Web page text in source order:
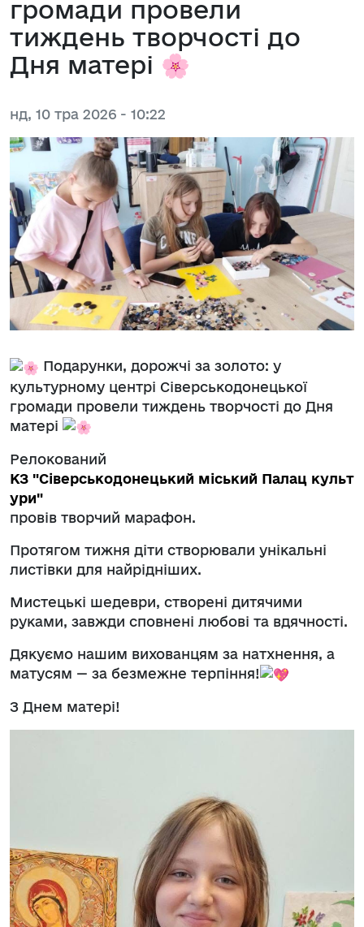
громади провели
тиждень творчості до
Дня матері 🌸
нд, 10 тра 2026 - 10:22
Подарунки, дорожчі за золото: у
культурному центрі Сіверськодонецької
громади провели тиждень творчості до Дня
матері
Релокований
КЗ "Cіверськодонецький міський Палац культ
ури"
провів творчий марафон.
Протягом тижня діти створювали унікальні
листівки для найрідніших.
Мистецькі шедеври, створені дитячими
руками, завжди сповнені любові та вдячності.
Дякуємо нашим вихованцям за натхнення, а
матусям — за безмежне терпіння!
З Днем матері!